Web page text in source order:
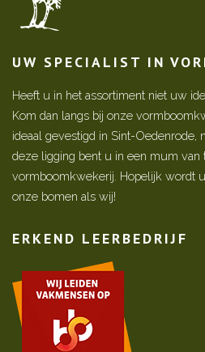
UW SPECIALIST IN
Heeft u in het assortiment niet uw
Kom dan langs bij onze
ideaal gevestigd in Sint-Oedenrode,
deze ligging bent u in een mum van
vormboomkwekerij. Hopelijk wordt
onze bomen als wij!
ERKEND LEERBEDRIJF